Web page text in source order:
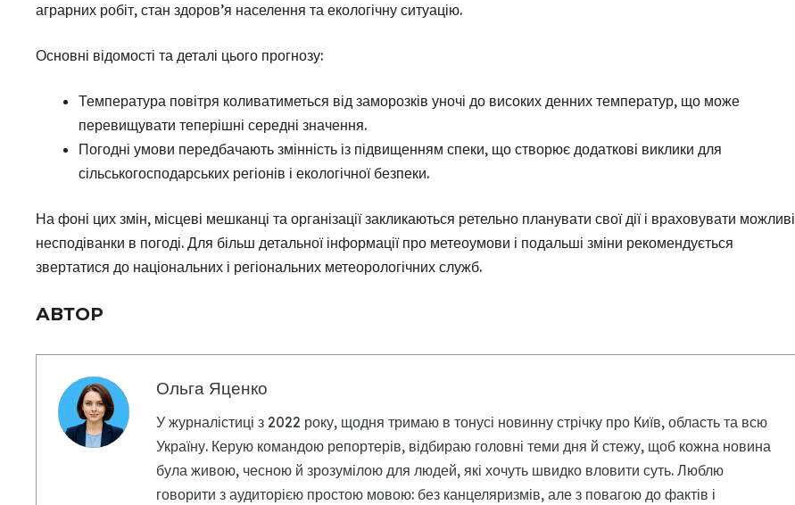
аграрних робіт, стан здоров’я населення та екологічну ситуацію.
Основні відомості та деталі цього прогнозу:
Температура повітря коливатиметься від заморозків уночі до високих денних температур, що може
перевищувати теперішні середні значення.
Погодні умови передбачають змінність із підвищенням спеки, що створює додаткові виклики для
сільськогосподарських регіонів і екологічної безпеки.
На фоні цих змін, місцеві мешканці та організації закликаються ретельно планувати свої дії і враховувати можливі
несподіванки в погоді. Для більш детальної інформації про метеоумови і подальші зміни рекомендується
звертатися до національних і регіональних метеорологічних служб.
АВТОР
Ольга Яценко
У журналістиці з 2022 року, щодня тримаю в тонусі новинну стрічку про Київ, область та всю
Україну. Керую командою репортерів, відбираю головні теми дня й стежу, щоб кожна новина
була живою, чесною й зрозумілою для людей, які хочуть швидко вловити суть. Люблю
говорити з аудиторією простою мовою: без канцеляризмів, але з повагою до фактів і